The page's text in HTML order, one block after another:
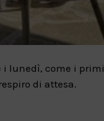
i lunedì, come i primi
di attesa.